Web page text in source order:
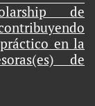
de
en la
de